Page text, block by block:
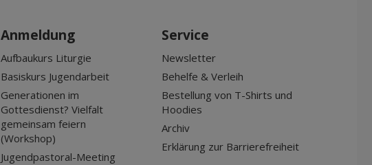
Anmeldung
Aufbaukurs Liturgie
Basiskurs Jugendarbeit
Generationen im
Gottesdienst? Vielfalt
gemeinsam feiern
(Workshop)
Jugendpastoral-Meeting
Service
Newsletter
Behelfe & Verleih
Bestellung von T-Shirts und
Hoodies
Archiv
Erklärung zur Barrierefreiheit